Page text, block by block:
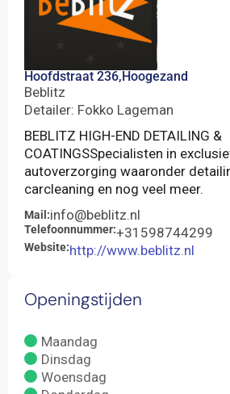
Hoofdstraat 236,Hoogezand
Beblitz
Detailer: Fokko Lageman
BEBLITZ HIGH-END DETAILING &
COATINGSSpecialisten in
autoverzorging waaronder
carcleaning en nog veel meer.
Mail:info@beblitz.nl
Telefoonnummer:+31598744299
Website:http://www.beblitz.nl
Openingstijden
Maandag
Dinsdag
Woensdag